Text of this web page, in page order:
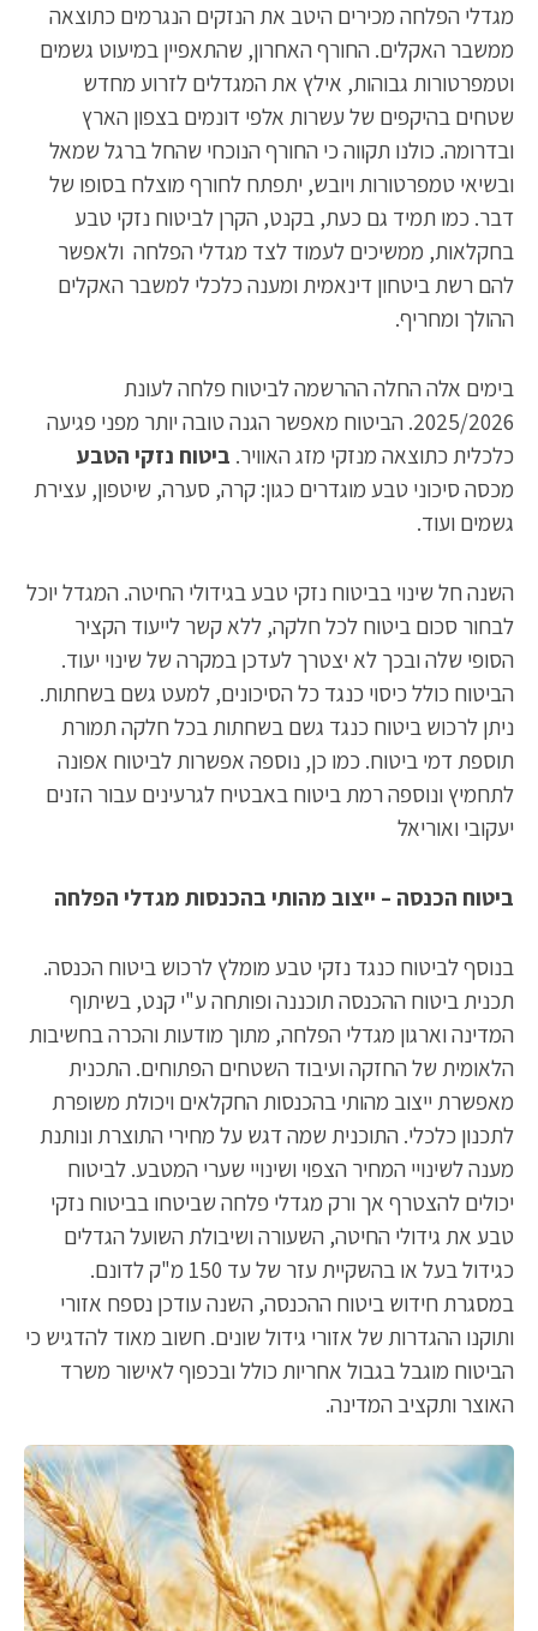
מגדלי הפלחה מכירים היטב את הנזקים הנגרמים כתוצאה
ממשבר האקלים. החורף האחרון, שהתאפיין במיעוט גשמים
וטמפרטורות גבוהות, אילץ את המגדלים לזרוע מחדש
שטחים בהיקפים של עשרות אלפי דונמים בצפון הארץ
ובדרומה. כולנו תקווה כי החורף הנוכחי שהחל ברגל שמאל
ובשיאי טמפרטורות ויובש, יתפתח לחורף מוצלח בסופו של
דבר. כמו תמיד גם כעת, בקנט, הקרן לביטוח נזקי טבע
בחקלאות, ממשיכים לעמוד לצד מגדלי הפלחה ולאפשר
להם רשת ביטחון דינאמית ומענה כלכלי למשבר האקלים
ההולך ומחריף.
בימים אלה החלה ההרשמה לביטוח פלחה לעונת
2025/2026. הביטוח מאפשר הגנה טובה יותר מפני פגיעה
כלכלית כתוצאה מנזקי מזג האוויר. ביטוח נזקי הטבע
מכסה סיכוני טבע מוגדרים כגון: קרה, סערה, שיטפון, עצירת
גשמים ועוד.
השנה חל שינוי בביטוח נזקי טבע בגידולי החיטה. המגדל יוכל
לבחור סכום ביטוח לכל חלקה, ללא קשר לייעוד הקציר
הסופי שלה ובכך לא יצטרך לעדכן במקרה של שינוי יעוד.
הביטוח כולל כיסוי כנגד כל הסיכונים, למעט גשם בשחתות.
ניתן לרכוש ביטוח כנגד גשם בשחתות בכל חלקה תמורת
תוספת דמי ביטוח. כמו כן, נוספה אפשרות לביטוח אפונה
לתחמיץ ונוספה רמת ביטוח באבטיח לגרעינים עבור הזנים
יעקובי ואוריאל
ביטוח הכנסה – ייצוב מהותי בהכנסות מגדלי הפלחה
בנוסף לביטוח כנגד נזקי טבע מומלץ לרכוש ביטוח הכנסה.
תכנית ביטוח ההכנסה תוכננה ופותחה ע"י קנט, בשיתוף
המדינה וארגון מגדלי הפלחה, מתוך מודעות והכרה בחשיבות
הלאומית של החזקה ועיבוד השטחים הפתוחים. התכנית
מאפשרת ייצוב מהותי בהכנסות החקלאים ויכולת משופרת
לתכנון כלכלי. התוכנית שמה דגש על מחירי התוצרת ונותנת
מענה לשינויי המחיר הצפוי ושינויי שערי המטבע. לביטוח
יכולים להצטרף אך ורק מגדלי פלחה שביטחו בביטוח נזקי
טבע את גידולי החיטה, השעורה ושיבולת השועל הגדלים
כגידול בעל או בהשקיית עזר של עד 150 מ"ק לדונם.
במסגרת חידוש ביטוח ההכנסה, השנה עודכן נספח אזורי
ותוקנו ההגדרות של אזורי גידול שונים. חשוב מאוד להדגיש כי
הביטוח מוגבל בגבול אחריות כולל ובכפוף לאישור משרד
האוצר ותקציב המדינה.